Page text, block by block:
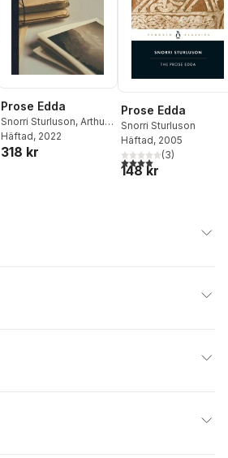
Prose Edda
Snorri Sturluson, Arthur
Gilchrist Brodeur
Häftad, 2022
318 kr
Prose Edda
Snorri Sturluson
Häftad, 2005
4,0utav 5 stjärnor.
(3)
148 kr